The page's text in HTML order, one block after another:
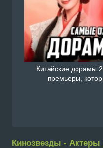
Китайские дорамы
премьеры,
Кинозвезды - Актеры